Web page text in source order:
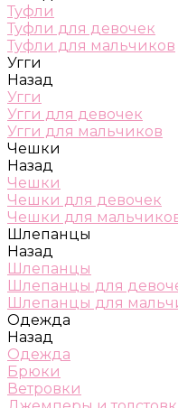
Туфли
Туфли для девочек
Туфли для мальчиков
Угги
Назад
Угги
Угги для девочек
Угги для мальчиков
Чешки
Назад
Чешки
Чешки для девочек
Чешки для
Шлепанцы
Назад
Шлепанцы
Шлепанцы для
Шлепанцы для
Одежда
Назад
Одежда
Брюки
Ветровки